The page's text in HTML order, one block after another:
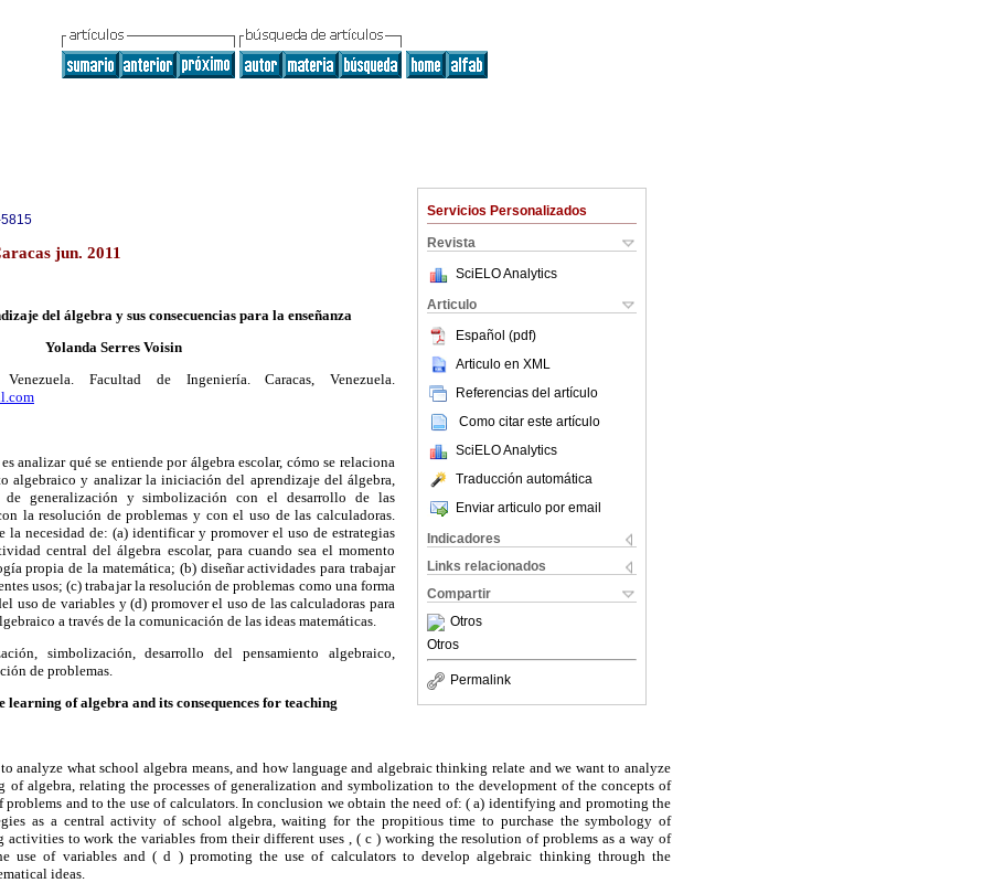
Servicios Personalizados
Revista
SciELO Analytics
Articulo
Español (pdf)
Articulo en XML
Referencias del artículo
Como citar este artículo
SciELO Analytics
Traducción automática
Enviar articulo por email
Indicadores
Links relacionados
Compartir
Otros
Otros
Permalink
jun. 2011
del álgebra y sus consecuencias para la enseñanza
Yolanda Serres Voisin
Facultad de Ingeniería. Caracas, Venezuela.
analizar qué se entiende por álgebra escolar, cómo se relaciona
algebraico y analizar la iniciación del aprendizaje del álgebra,
de generalización y simbolización con el desarrollo de las
la resolución de problemas y con el uso de las calculadoras.
la necesidad de: (a) identificar y promover el uso de estrategias
central del álgebra escolar, para cuando sea el momento
propia de la matemática; (b) diseñar actividades para trabajar
usos; (c) trabajar la resolución de problemas como una forma
uso de variables y (d) promover el uso de las calculadoras para
a través de la comunicación de las ideas matemáticas.
simbolización, desarrollo del pensamiento algebraico,
de problemas.
learning of algebra and its consequences for teaching
analyze what school algebra means, and how language and algebraic thinking relate and we want to analyze
algebra, relating the processes of generalization and symbolization to the development of the concepts of
and to the use of calculators. In conclusion we obtain the need of: ( a) identifying and promoting the
as a central activity of school algebra, waiting for the propitious time to purchase the symbology of
activities to work the variables from their different uses , ( c ) working the resolution of problems as a way of
use of variables and ( d ) promoting the use of calculators to develop algebraic thinking through the
ideas.